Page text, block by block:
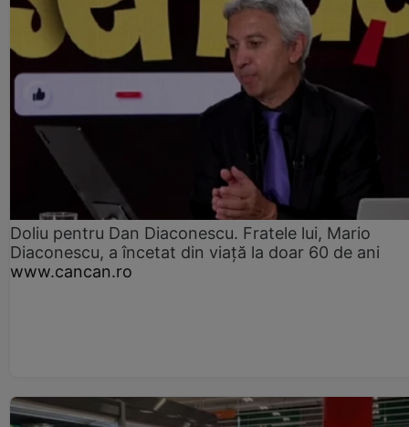
Doliu pentru Dan Diaconescu. Fratele lui, Mario
Diaconescu, a încetat din viață la doar 60 de ani
www.cancan.ro